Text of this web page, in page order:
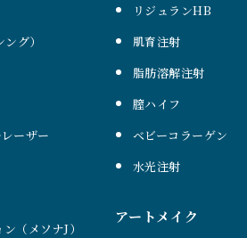
グ）
ーザー
（メソナJ）
リジュランHB
肌育注射
脂肪溶解注射
膣ハイフ
ベビーコラーゲン
水光注射
アートメイク